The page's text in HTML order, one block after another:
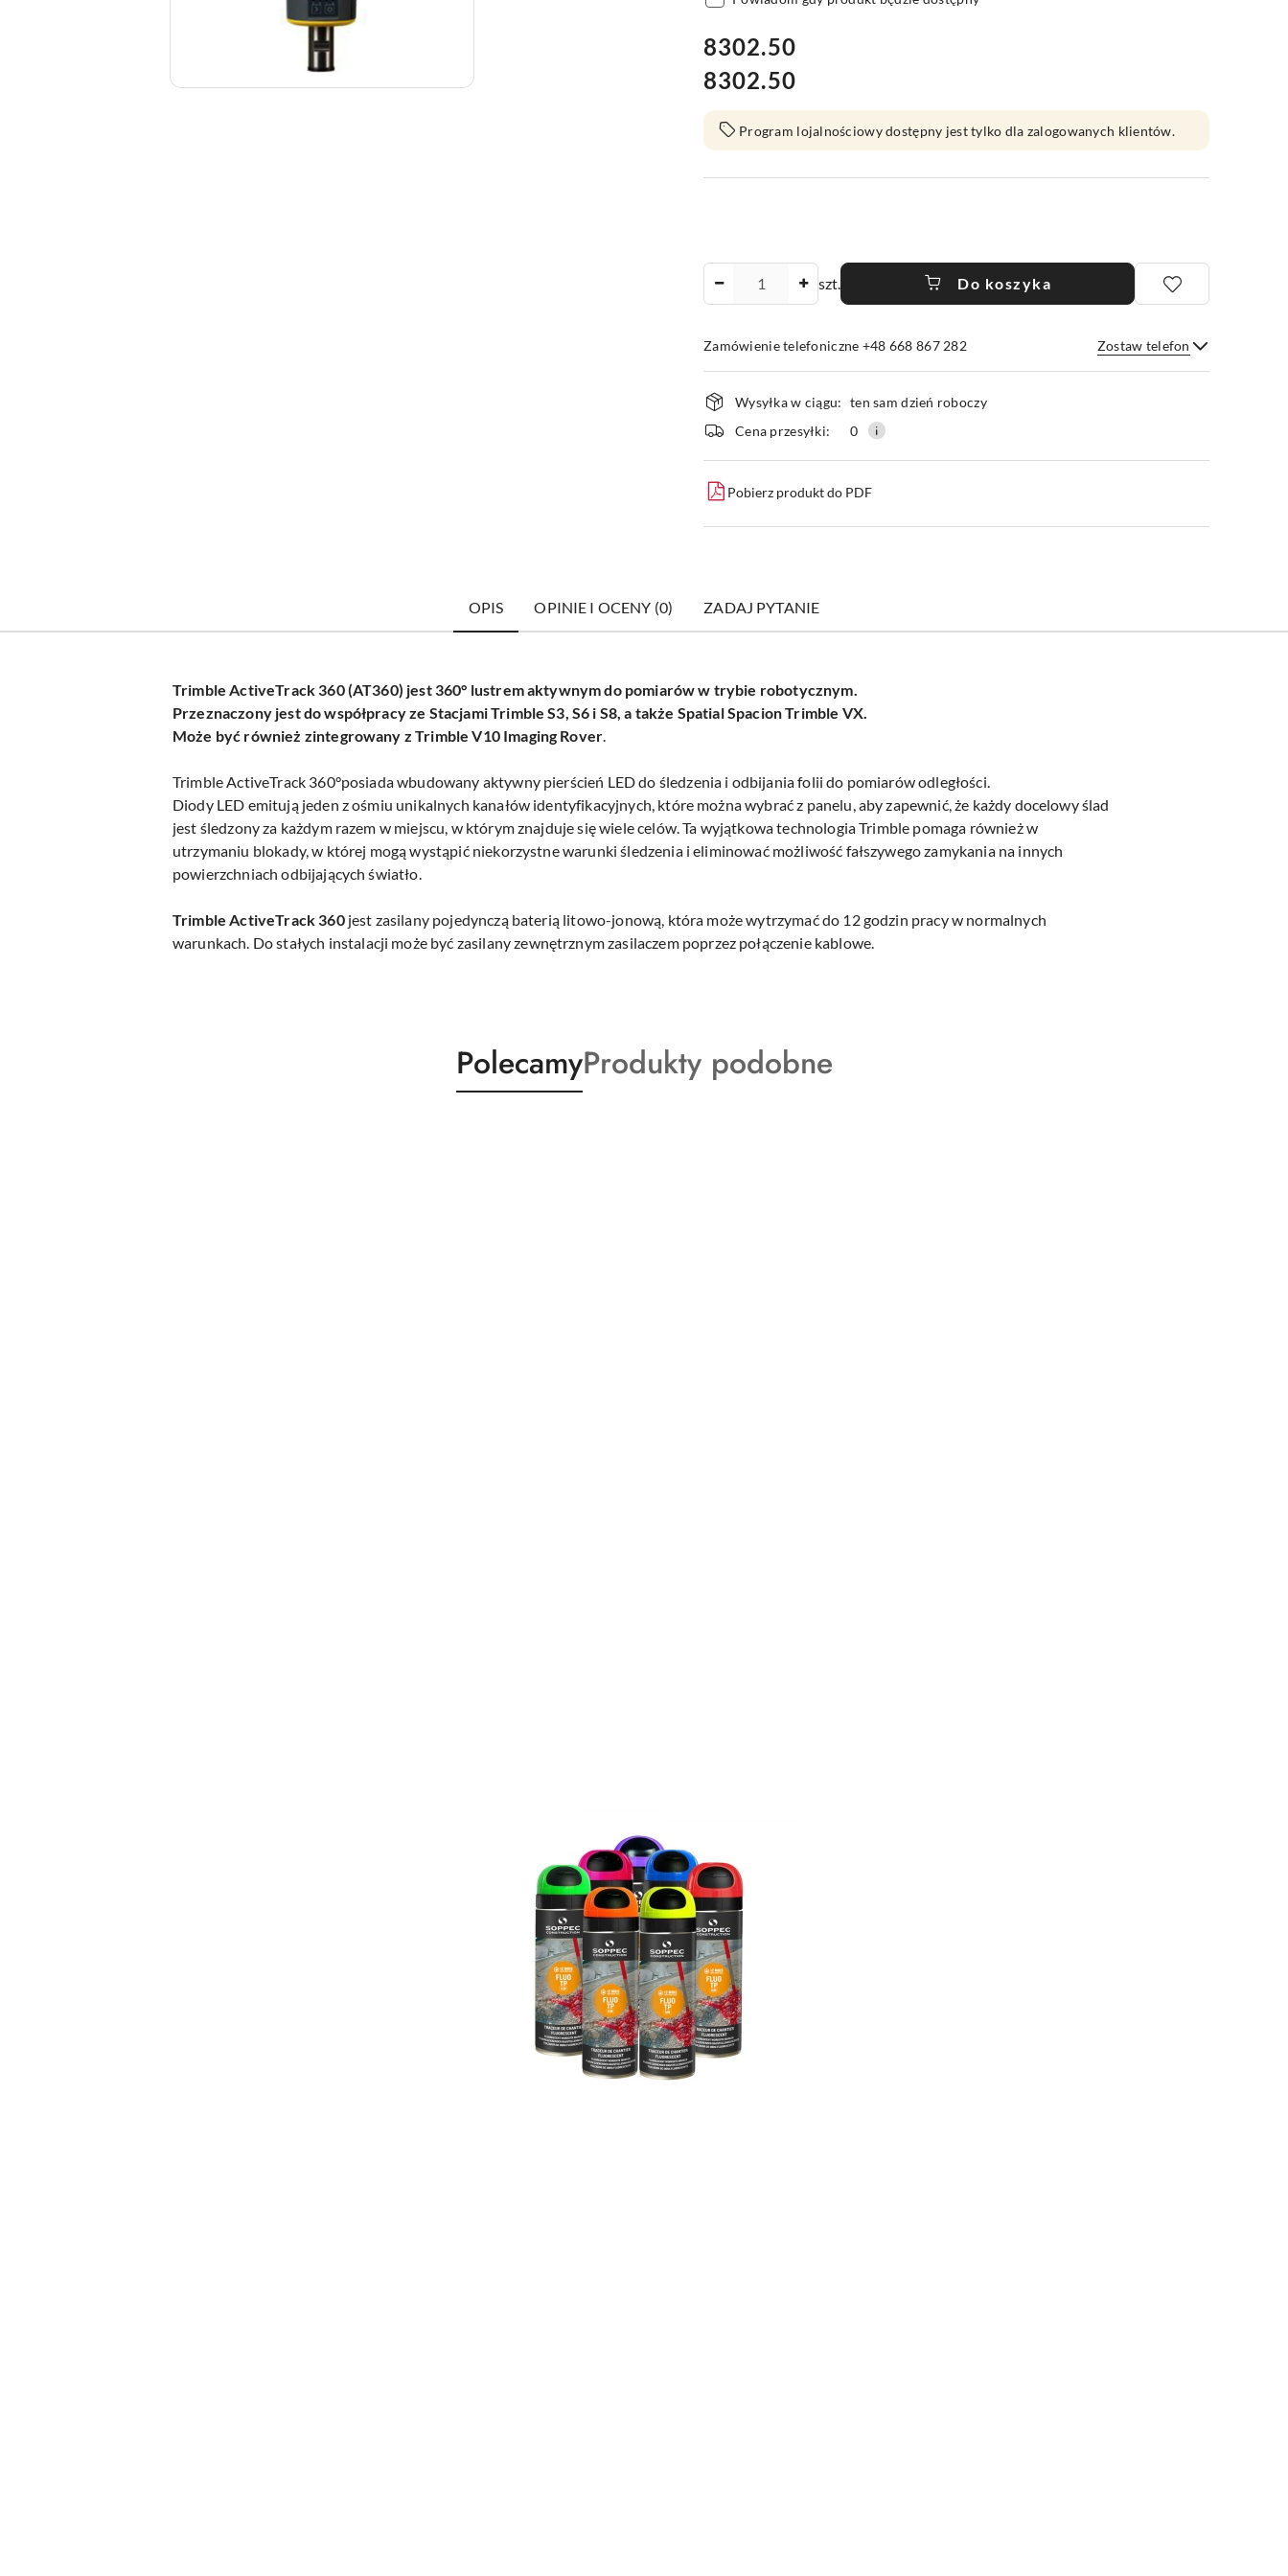
cena:
8302.50
Cena:
8302.50
Program lojalnościowy dostępny jest tylko dla zalogowanych klientów.
szt. Do koszyka
Zamówienie telefoniczne +48 668 867 282 Zostaw telefon
Wyślij
Dostępność
i
dostawa
Wysyłka w ciągu: ten sam dzień roboczy
Cena przesyłki:
0
Pobierz produkt do PDF
OPIS OPINIE I OCENY (0) ZADAJ PYTANIE
Trimble ActiveTrack 360 (AT360) jest 360° lustrem aktywnym do pomiarów w trybie robotycznym.
Przeznaczony jest do współpracy ze Stacjami Trimble S3, S6 i S8, a także Spatial Spacion Trimble VX.
Może być również zintegrowany z Trimble V10 Imaging Rover.
Trimble ActiveTrack 360°posiada wbudowany aktywny pierścień LED do śledzenia i odbijania folii do pomiarów odległości.
Diody LED emitują jeden z ośmiu unikalnych kanałów identyfikacyjnych, które można wybrać z panelu, aby zapewnić, że każdy docelowy ślad
jest śledzony za każdym razem w miejscu, w którym znajduje się wiele celów.Ta wyjątkowa technologia Trimble pomaga również w
utrzymaniu blokady, w której mogą wystąpić niekorzystne warunki śledzenia i eliminować możliwość fałszywego zamykania na innych
powierzchniach odbijających światło.
Trimble ActiveTrack 360 jest zasilany pojedynczą baterią litowo-jonową, która może wytrzymać do 12 godzin pracyw normalnych
warunkach. Do stałych instalacji może być zasilany zewnętrznym zasilaczem poprzez połączenie kablowe.
Produkty
o
PolecamyProdukty
o
Produkty podobne